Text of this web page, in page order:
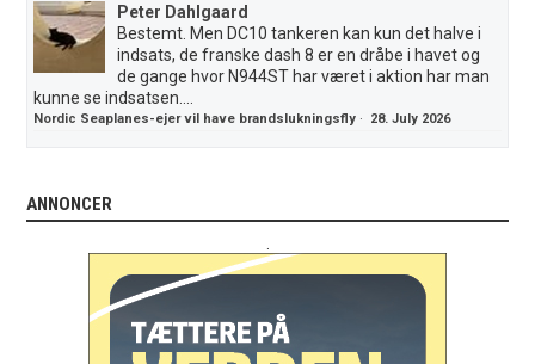
Peter Dahlgaard
Bestemt. Men DC10 tankeren kan kun det halve i
indsats, de franske dash 8 er en dråbe i havet og
de gange hvor N944ST har været i aktion har man
kunne se indsatsen....
Nordic Seaplanes-ejer vil have brandslukningsfly · 28. July 2026
ANNONCER